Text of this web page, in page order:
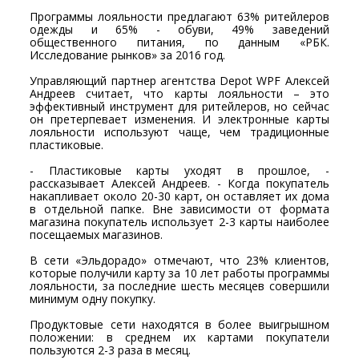
Программы лояльности предлагают 63% ритейлеров
одежды и 65% - обуви, 49% заведений
общественного питания, по данным «РБК.
Исследование рынков» за 2016 год.
Управляющий партнер агентства Depot WPF Алексей
Андреев считает, что карты лояльности – это
эффективный инструмент для ритейлеров, но сейчас
он претерпевает изменения. И электронные карты
лояльности используют чаще, чем традиционные
пластиковые.
- Пластиковые карты уходят в прошлое, -
рассказывает Алексей Андреев. - Когда покупатель
накапливает около 20-30 карт, он оставляет их дома
в отдельной папке. Вне зависимости от формата
магазина покупатель использует 2-3 карты наиболее
посещаемых магазинов.
В сети «Эльдорадо» отмечают, что 23% клиентов,
которые получили карту за 10 лет работы программы
лояльности, за последние шесть месяцев совершили
минимум одну покупку.
Продуктовые сети находятся в более выигрышном
положении: в среднем их картами покупатели
пользуются 2-3 раза в месяц.